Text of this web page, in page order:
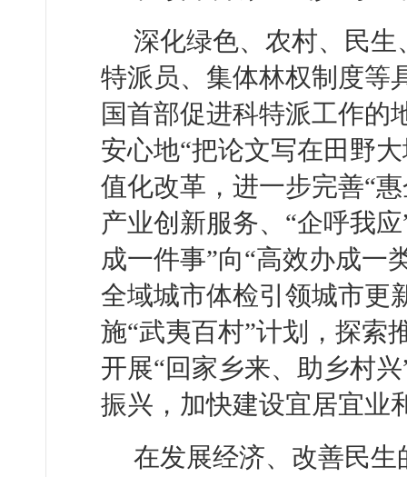
深化绿色、农村、民
特派员、集体林权制度等
国首部促进科特派工作的
安心地“把论文写在田野
值化改革，进一步完善“
产业创新服务、“企呼我
成一件事”向“高效办成一
全域城市体检引领城市更
施“武夷百村”计划，探索
开展“回家乡来、助乡村
振兴，加快建设宜居宜业
在发展经济、改善民